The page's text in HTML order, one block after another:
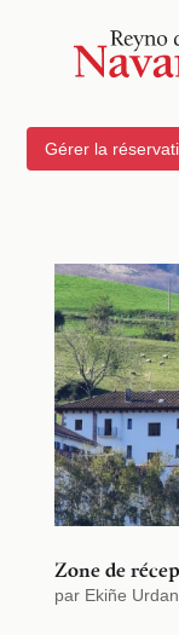
Gérer la
Zone de
par Ekiñe